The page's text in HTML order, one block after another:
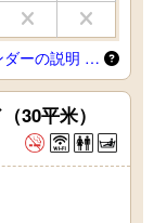
ダーの説明 …
30平米）